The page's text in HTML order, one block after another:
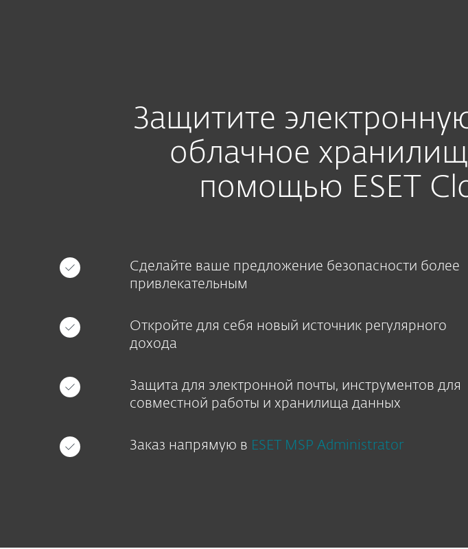
Защитите
облачное
помощью ESET
Сделайте ваше предложение безопасности более
привлекательным
Откройте для себя новый источник регулярного
дохода
Защита для электронной почты, инструментов для
совместной работы и хранилища данных
Заказ напрямую в ESET MSP Administrator